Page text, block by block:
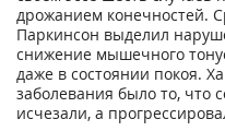
дрожанием конечностей.
Паркинсон выделил
снижение мышечного
даже в состоянии покоя.
заболевания было то, что
исчезали, а